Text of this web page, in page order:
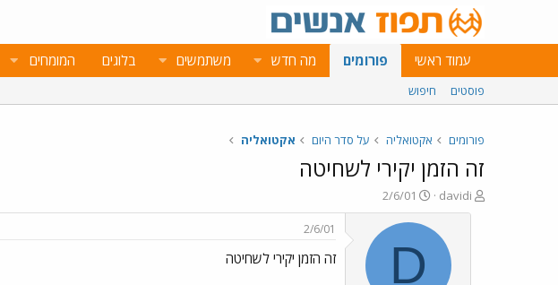
עמוד ראשי פורומים מה חדש משתמשים בלוגים המומחים
פוסטים חיפוש
פורומים אקטואליה על סדר היום אקטואליה
זה הזמן יקירי לשחיטה
פ
ו
davidi
פ
ו
ר
ם
ב
2/6/01
D
2/6/01
זה הזמן יקירי לשחיטה